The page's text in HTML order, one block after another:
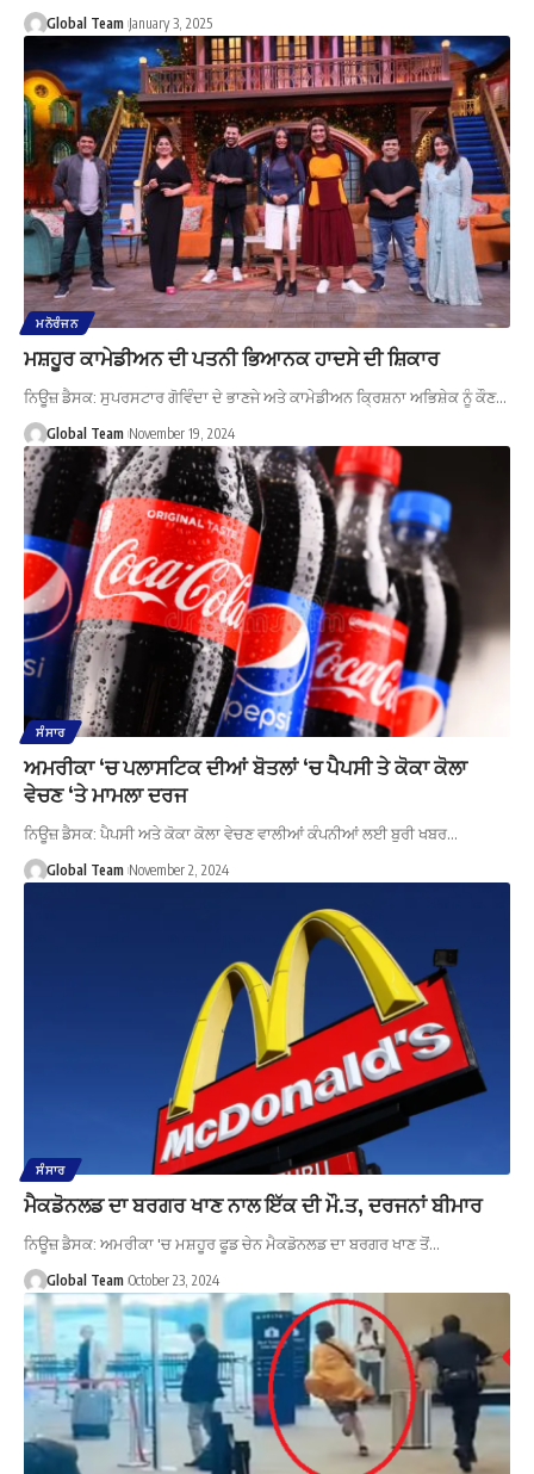
Global Team January 3, 2025
ਮਨੋਰੰਜਨ
ਮਸ਼ਹੂਰ ਕਾਮੇਡੀਅਨ ਦੀ ਪਤਨੀ ਭਿਆਨਕ ਹਾਦਸੇ ਦੀ ਸ਼ਿਕਾਰ
ਨਿਊਜ਼ ਡੈਸਕ: ਸੁਪਰਸਟਾਰ ਗੋਵਿੰਦਾ ਦੇ ਭਾਣਜੇ ਅਤੇ ਕਾਮੇਡੀਅਨ ਕ੍ਰਿਸ਼ਨਾ ਅਭਿਸ਼ੇਕ ਨੂੰ ਕੌਣ…
Global Team November 19, 2024
ਸੰਸਾਰ
ਅਮਰੀਕਾ ‘ਚ ਪਲਾਸਟਿਕ ਦੀਆਂ ਬੋਤਲਾਂ ‘ਚ ਪੈਪਸੀ ਤੇ ਕੋਕਾ ਕੋਲਾ
ਵੇਚਣ ‘ਤੇ ਮਾਮਲਾ ਦਰਜ
ਨਿਊਜ਼ ਡੈਸਕ: ਪੈਪਸੀ ਅਤੇ ਕੋਕਾ ਕੋਲਾ ਵੇਚਣ ਵਾਲੀਆਂ ਕੰਪਨੀਆਂ ਲਈ ਬੁਰੀ ਖਬਰ…
Global Team November 2, 2024
ਸੰਸਾਰ
ਮੈਕਡੋਨਲਡ ਦਾ ਬਰਗਰ ਖਾਣ ਨਾਲ ਇੱਕ ਦੀ ਮੌ.ਤ, ਦਰਜਨਾਂ ਬੀਮਾਰ
ਨਿਊਜ਼ ਡੈਸਕ: ਅਮਰੀਕਾ 'ਚ ਮਸ਼ਹੂਰ ਫੂਡ ਚੇਨ ਮੈਕਡੋਨਲਡ ਦਾ ਬਰਗਰ ਖਾਣ ਤੋਂ…
Global Team October 23, 2024